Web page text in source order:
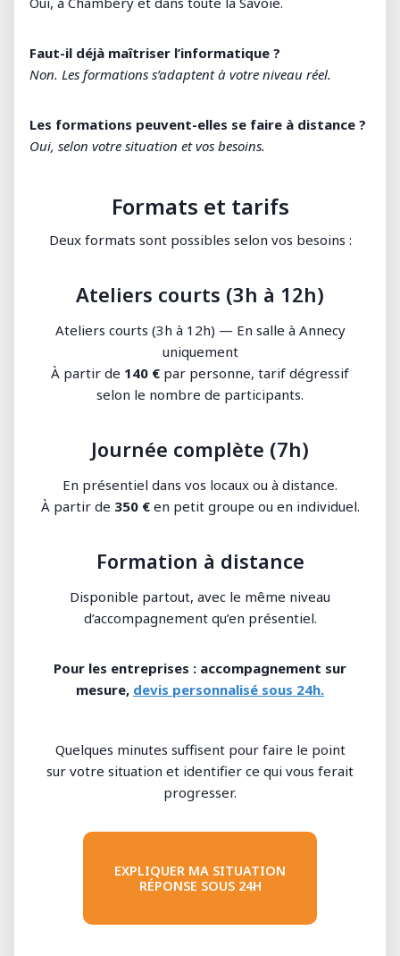
Faut-il déjà maîtriser l’informatique ?
Non. Les formations s’adaptent à votre niveau réel.
Les formations peuvent-elles se faire à distance ?
Oui, selon votre situation et vos besoins.
Formats et tarifs
Deux formats sont possibles selon vos besoins :
Ateliers courts (3h à 12h)
Ateliers courts (3h à 12h) — En salle à Annecy
uniquement
À partir de 140 € par personne, tarif dégressif
selon le nombre de participants.
Journée complète (7h)
En présentiel dans vos locaux ou à distance.
À partir de 350 €en petit groupe ou en individuel.
Formation à distance
Disponible partout, avec le même niveau
d’accompagnement qu’en présentiel.
Pour les entreprises : accompagnement sur
mesure, devis personnalisé sous 24h.
Quelques minutes suffisent pour faire le point
sur votre situation et identifier ce qui vous ferait
progresser.
EXPLIQUER MA SITUATION
RÉPONSE SOUS 24H